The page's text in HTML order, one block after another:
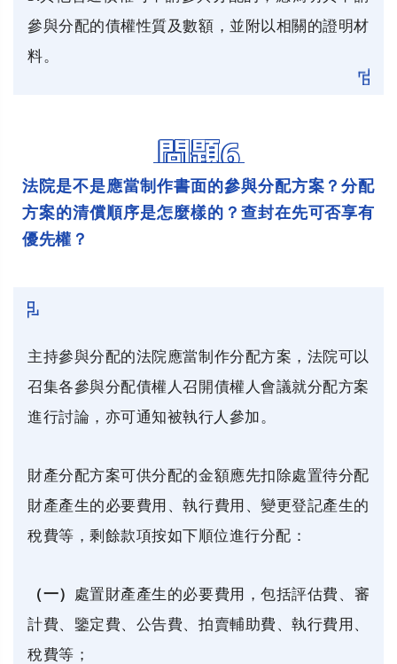
參與分配的債權性質及數額，並附以相關的證明材
料。
問題6
法院是不是應當制作書面的參與分配方案？分配
方案的清償順序是怎麼樣的？查封在先可否享有
優先權？
主持參與分配的法院應當制作分配方案，法院可以
召集各參與分配債權人召開債權人會議就分配方案
進行討論，亦可通知被執行人參加。
財產分配方案可供分配的金額應先扣除處置待分配
財產產生的必要費用、執行費用、變更登記產生的
稅費等，剩餘款項按如下順位進行分配：
（一）
處置財產產生的必要費用，包括評估費、審
計費、鑒定費、公告費、拍賣輔助費、執行費用、
稅費等；